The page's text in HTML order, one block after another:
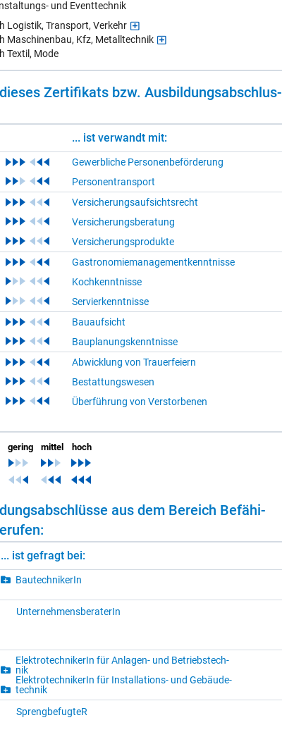
und Eventtechnik
Logistik, Transport, Verkehr
Maschinenbau, Kfz, Metalltechnik
Textil, Mode
Zer­ti­fi­kats bzw. Aus­bil­dungs­ab­schlus­
... ist verwandt mit:
Gewerbliche Personenbeförderung
Personentransport
Versicherungsaufsichtsrecht
Versicherungsberatung
Versicherungsprodukte
Gastronomiemanagementkenntnisse
Kochkenntnisse
Servierkenntnisse
Bauaufsicht
Bauplanungskenntnisse
Abwicklung von Trauerfeiern
Bestattungswesen
Überführung von Verstorbenen
gering mittel
hoch
aus dem Be­reich Be­fä­hi­
... ist gefragt bei:
Bau­tech­ni­ke­rIn
Un­ter­neh­mens­be­ra­te­rIn
Elek­tro­tech­ni­ke­rIn für An­la­gen- und Be­triebs­tech­
nik
Elek­tro­tech­ni­ke­rIn für In­stal­la­ti­ons- und Ge­bäu­de­
tech­nik
Spreng­be­fug­teR